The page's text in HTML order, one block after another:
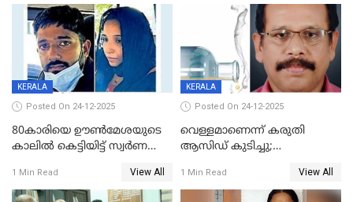
KERALA
Posted On 24-12-2025
80കാരിയെ ഊൺമേശയുടെ
കാലിൽ കെട്ടിയിട്ട് സ്വർണവും
കൊച്ചുമകനും സുഹൃത്തും
അറസ്റ്റിൽ
1 Min Read View All
KERALA
Posted On 24-12-2025
വെള്ളമാണെന്ന് കരുതി
ആസിഡ് കുടിച്ചു;
മരിച്ചു
1 Min Read View All